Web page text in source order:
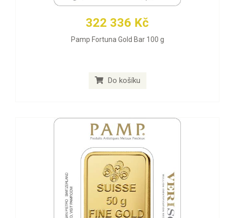
322 336 Kč
Pamp Fortuna Gold Bar 100 g
Do košíku